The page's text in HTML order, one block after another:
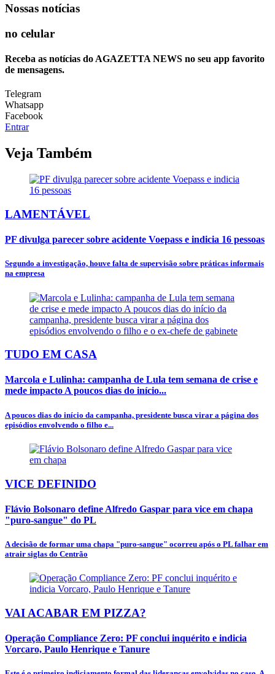
Nossas notícias
no celular
Receba as notícias do AGAZETTA NEWS no seu app favorito
de mensagens.
Telegram
Whatsapp
Facebook
Entrar
Veja Também
LAMENTÁVEL
PF divulga parecer sobre acidente Voepass e indicia 16 pessoas
Segundo a investigação, houve falta de supervisão sobre práticas informais
na empresa
TUDO EM CASA
Marcola e Lulinha: campanha de Lula tem semana de crise e
mede impacto A poucos dias do início...
A poucos dias do início da campanha, presidente busca virar a página dos
episódios envolvendo o filho e...
VICE DEFINIDO
Flávio Bolsonaro define Alfredo Gaspar para vice em chapa
"puro-sangue" do PL
A decisão de formar uma chapa "puro-sangue" ocorreu após o PL falhar em
atrair siglas do Centrão
VAI ACABAR EM PIZZA?
Operação Compliance Zero: PF conclui inquérito e indicia
Vorcaro, Paulo Henrique e Tanure